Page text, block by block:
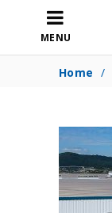
MENU
Home /